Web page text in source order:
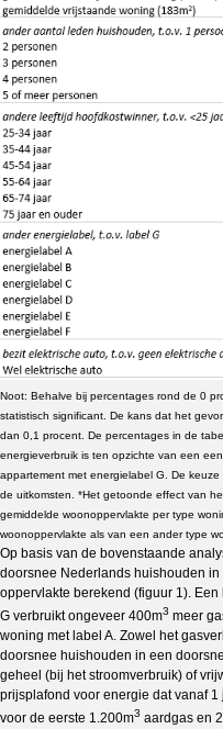
Noot: Behalve bij percentages rond de 0
statistisch significant. De kans dat het
dan 0,1 procent. De percentages in de
energieverbruik is ten opzichte van een
appartement met energielabel G. De
de uitkomsten. *Het getoonde effect van
gemiddelde woonoppervlakte per type
woonoppervlakte als van een ander type
Op basis van de bovenstaande
doorsnee Nederlands huishouden
oppervlakte berekend (figuur 1).
G verbruikt ongeveer 400m3 meer
woning met label A. Zowel het
doorsnee huishouden in een
geheel (bij het stroomverbruik) of
prijsplafond voor energie dat vanaf
voor de eerste 1.200m3 aardgas en